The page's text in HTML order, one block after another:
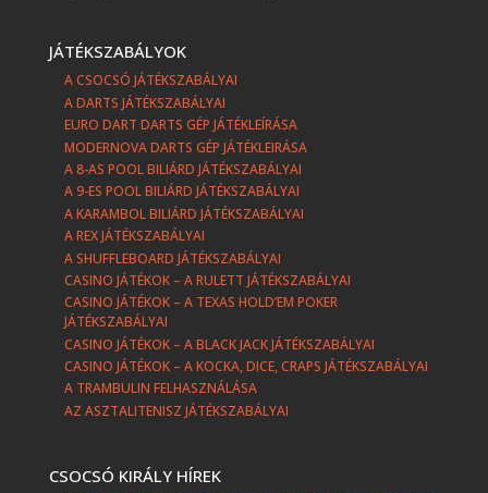
JÁTÉKSZABÁLYOK
A CSOCSÓ JÁTÉKSZABÁLYAI
A DARTS JÁTÉKSZABÁLYAI
EURO DART DARTS GÉP JÁTÉKLEÍRÁSA
MODERNOVA DARTS GÉP JÁTÉKLEIRÁSA
A 8-AS POOL BILIÁRD JÁTÉKSZABÁLYAI
A 9-ES POOL BILIÁRD JÁTÉKSZABÁLYAI
A KARAMBOL BILIÁRD JÁTÉKSZABÁLYAI
A REX JÁTÉKSZABÁLYAI
A SHUFFLEBOARD JÁTÉKSZABÁLYAI
CASINO JÁTÉKOK – A RULETT JÁTÉKSZABÁLYAI
CASINO JÁTÉKOK – A TEXAS HOLD’EM POKER
JÁTÉKSZABÁLYAI
CASINO JÁTÉKOK – A BLACK JACK JÁTÉKSZABÁLYAI
CASINO JÁTÉKOK – A KOCKA, DICE, CRAPS JÁTÉKSZABÁLYAI
A TRAMBULIN FELHASZNÁLÁSA
AZ ASZTALITENISZ JÁTÉKSZABÁLYAI
CSOCSÓ KIRÁLY HÍREK